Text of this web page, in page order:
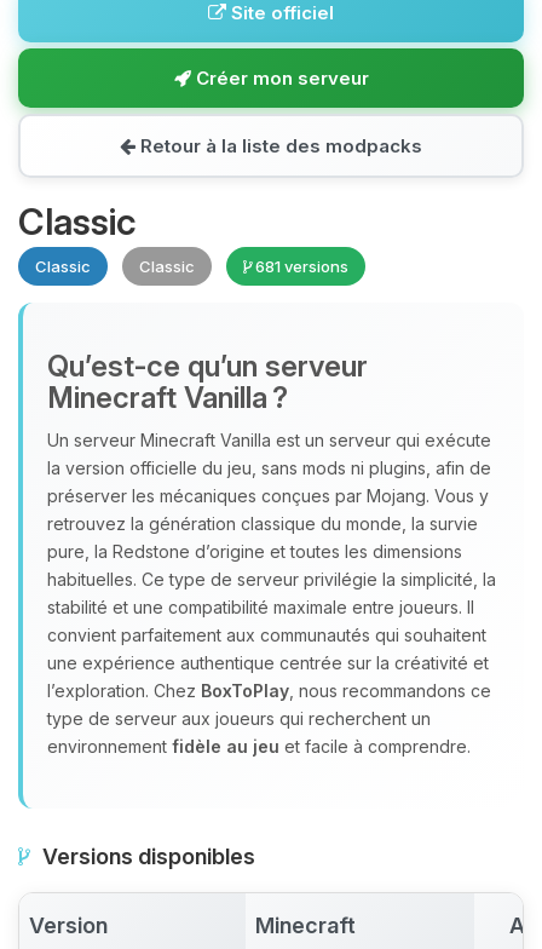
Site officiel
Créer mon serveur
Retour à la liste des modpacks
Classic
Classic Classic 681 versions
Qu’est‑ce qu’un serveur
Minecraft Vanilla ?
Un serveur Minecraft Vanilla est un serveur qui exécute
la version officielle du jeu, sans mods ni plugins, afin de
préserver les mécaniques conçues par Mojang. Vous y
retrouvez la génération classique du monde, la survie
pure, la Redstone d’origine et toutes les dimensions
habituelles. Ce type de serveur privilégie la simplicité, la
stabilité et une compatibilité maximale entre joueurs. Il
convient parfaitement aux communautés qui souhaitent
une expérience authentique centrée sur la créativité et
l’exploration. Chez BoxToPlay , nous recommandons ce
type de serveur aux joueurs qui recherchent un
environnement fidèle au jeu et facile à comprendre.
Versions disponibles
Version Minecraft
Youpi, enfin quelqu’un pour me
parler ! Moi c’est Choupy, ton petit
assistant BoxToPlay. Dis-moi ce dont
tu as besoin et je vais remuer mes
petits circuits pour t’aider.
08/08/2026 à 16:38